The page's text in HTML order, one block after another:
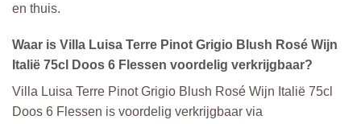
en thuis.
Waar is Villa Luisa Terre Pinot Grigio Blush Rosé Wijn
Italië 75cl Doos 6 Flessen voordelig verkrijgbaar?
Villa Luisa Terre Pinot Grigio Blush Rosé Wijn Italië 75cl
Doos 6 Flessen is voordelig verkrijgbaar via